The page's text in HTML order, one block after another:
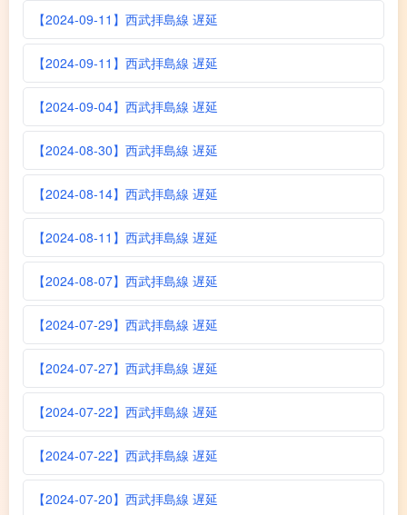
【2024-09-11】西武拝島線 遅延
【2024-09-11】西武拝島線 遅延
【2024-09-04】西武拝島線 遅延
【2024-08-30】西武拝島線 遅延
【2024-08-14】西武拝島線 遅延
【2024-08-11】西武拝島線 遅延
【2024-08-07】西武拝島線 遅延
【2024-07-29】西武拝島線 遅延
【2024-07-27】西武拝島線 遅延
【2024-07-22】西武拝島線 遅延
【2024-07-22】西武拝島線 遅延
【2024-07-20】西武拝島線 遅延